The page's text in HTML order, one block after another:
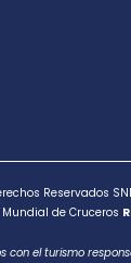
Reservados
de Cruceros
con el turismo